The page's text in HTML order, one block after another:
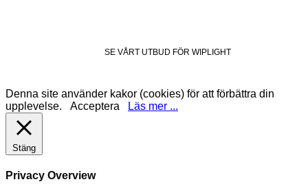
SE VÅRT UTBUD FÖR WIPLIGHT
Denna site använder kakor (cookies) för att förbättra din
upplevelse. Acceptera Läs mer ...
Stäng
Privacy Overview